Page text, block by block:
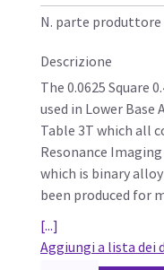
N. parte produttore
Descrizione
The 0.0625 Square
used in Lower Base
Table 3T which all
Resonance
which is binary
been produced for
[...]
Aggiungi a lista dei